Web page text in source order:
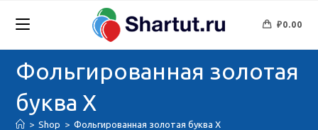
₽0.00
Фольгированная золотая
буква X
> Shop > Фольгированная золотая буква X